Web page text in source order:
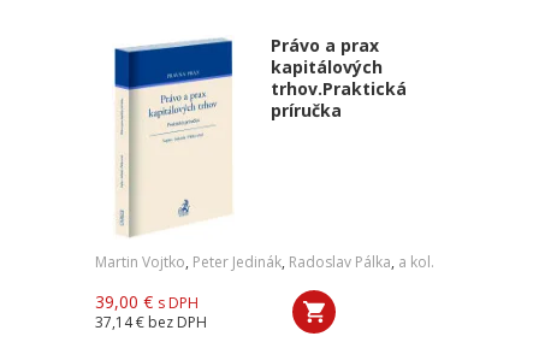
Právo a prax
kapitálových
trhov.Praktická
príručka
Martin Vojtko, Peter Jedinák, Radoslav Pálka, a kol.
39,00 € s DPH
37,14 € bez DPH